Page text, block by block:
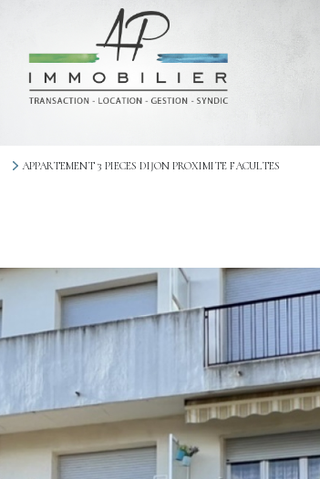
APPARTEMENT 3 PIECES DIJON PROXIMITE FACULTES